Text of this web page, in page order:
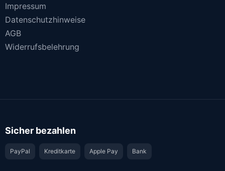
Impressum
Datenschutzhinweise
AGB
Widerrufsbelehrung
Sicher bezahlen
PayPal Kreditkarte Apple Pay Bank